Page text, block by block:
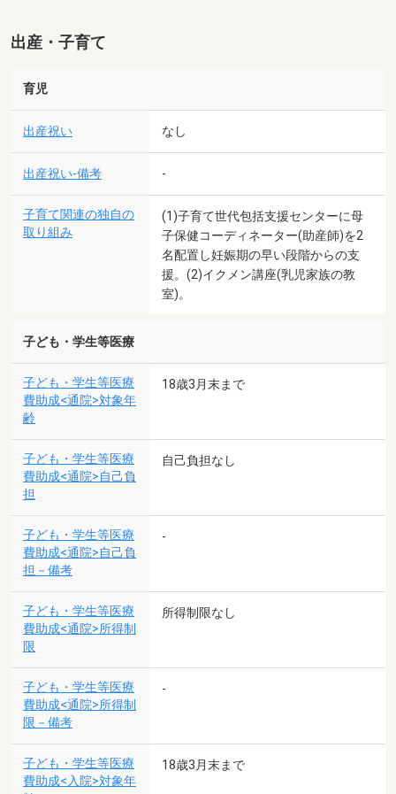
出産・子育て
育児
出産祝い なし
出産祝い-備考 -
子育て関連の独自の
取り組み
(1)子育て世代包括支援センターに母
子保健コーディネーター(助産師)を2
名配置し妊娠期の早い段階からの支
援。(2)イクメン講座(乳児家族の教
室)。
子ども・学生等医療
子ども・学生等医療
費助成<通院>対象年
齢
18歳3月末まで
子ども・学生等医療
費助成<通院>自己負
担
自己負担なし
子ども・学生等医療
費助成<通院>自己負
担－備考
-
子ども・学生等医療
費助成<通院>所得制
限
所得制限なし
子ども・学生等医療
費助成<通院>所得制
限－備考
-
子ども・学生等医療
費助成<入院>対象年
18歳3月末まで